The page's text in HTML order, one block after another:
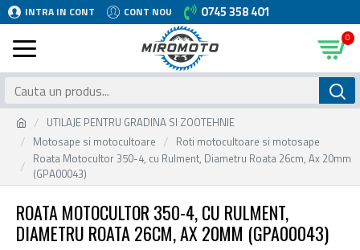
INTRA IN CONT CONT NOU 0745 358 401
0
UTILAJE PENTRU GRADINA SI ZOOTEHNIE
Motosape si motocultoare
Roti motocultoare si motosape
Roata Motocultor 350-4, cu Rulment, Diametru Roata 26cm, Ax 20mm
(GPA00043)
ROATA MOTOCULTOR 350-4, CU RULMENT,
DIAMETRU ROATA 26CM, AX 20MM (GPA00043)